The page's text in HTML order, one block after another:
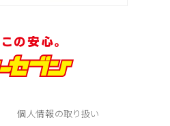
個人情報の取り扱い